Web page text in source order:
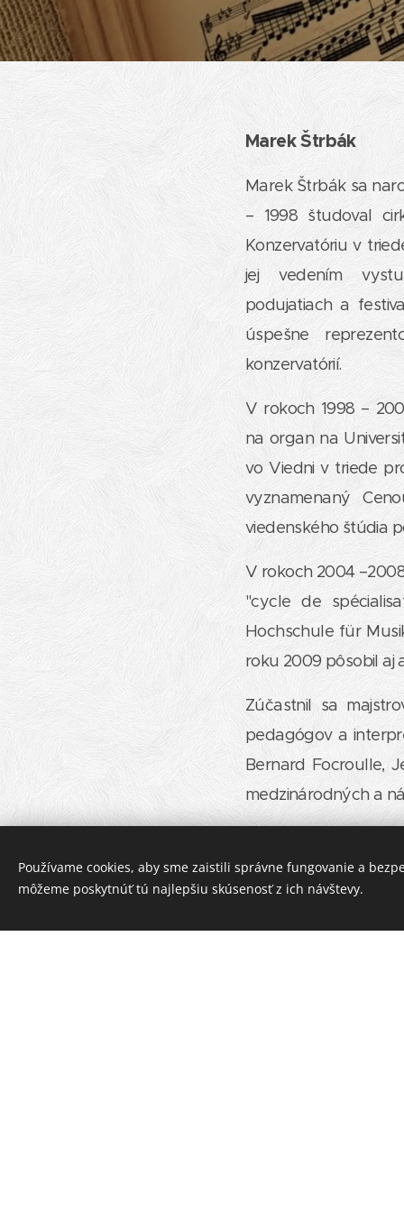
Marek Štrbák
Marek Štrbák sa
– 1998 študoval
Konzervatóriu v
jej vedením
podujatiach a
úspešne
konzervatórií.
V rokoch 1998 –
na organ na
vo Viedni v triede
vyznamenaný
viedenského štúdia
V rokoch 2004
"cycle de
Hochschule für
roku 2009 pôsobil aj
Zúčastnil sa
pedagógov a
Bernard Focroulle,
medzinárodných a
rokoch 2015 –
VŠMU v Bratislave v
Používame cookies, aby sme zaistili správne fungovanie a
môžeme poskytnúť tú najlepšiu skúsenosť z ich návštevy.